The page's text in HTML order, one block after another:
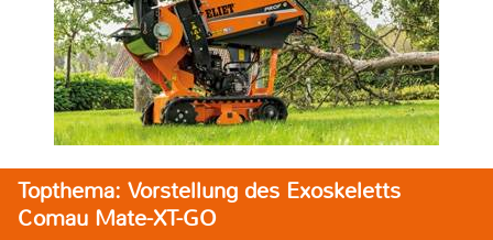
Topthema: Vorstellung des Exoskeletts
Comau Mate-XT-GO